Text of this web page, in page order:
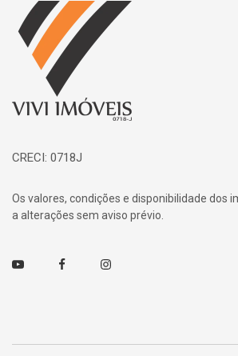
Página inicial
CRECI: 0718J
Os valores, condições e disponibilidade dos
a alterações sem aviso prévio.
Youtube FacebookInstagram